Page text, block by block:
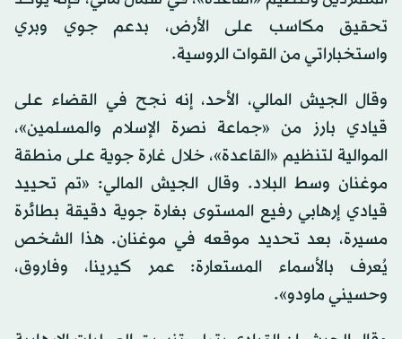
تحقيق مكاسب على الأرض، بدعم جوي وبري
واستخباراتي من القوات الروسية.
وقال الجيش المالي، الأحد، إنه نجح في القضاء على
قيادي بارز من «جماعة نصرة الإسلام والمسلمين»،
الموالية لتنظيم «القاعدة»، خلال غارة جوية على منطقة
موغنان وسط البلاد. وقال الجيش المالي: «تم تحييد
قيادي إرهابي رفيع المستوى بغارة جوية دقيقة بطائرة
مسيرة، بعد تحديد موقعه في موغنان. هذا الشخص
يُعرف بالأسماء المستعارة: عمر كيرينا، وفاروق،
وحسيني ماودو».